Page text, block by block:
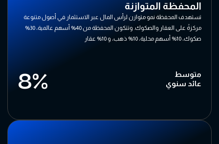
المحفظة المتوازنة
تستهدف المحفظة نمو متوازن لرأس المال عبر الاستثمار في أصول متنوعة
مركزةً على العقار والصكوك. وتتكون المحفظة من 40% أسهم عالمية، 30%
صكوك، 10% أسهم محلية، 10% ذهب، و 10% عقار
متوسط
عائد سنوي
8%